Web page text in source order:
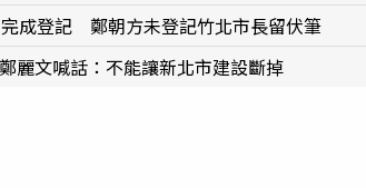
成登記 鄭朝方未登記竹北市長留伏筆
麗文喊話：不能讓新北市建設斷掉